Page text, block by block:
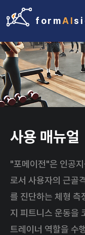
formAI
사용 매뉴얼
"포메이전"은 인공
로서 사용자의 근골
를 진단하는 체형
지 피트니스 운동을
트레이너 역할을 수